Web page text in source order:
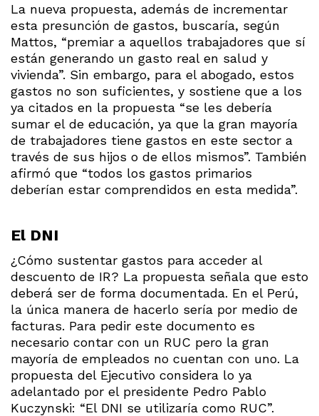
La nueva propuesta, además de incrementar
esta presunción de gastos, buscaría, según
Mattos, “premiar a aquellos trabajadores que sí
están generando un gasto real en salud y
vivienda”. Sin embargo, para el abogado, estos
gastos no son suficientes, y sostiene que a los
ya citados en la propuesta “se les debería
sumar el de educación, ya que la gran mayoría
de trabajadores tiene gastos en este sector a
través de sus hijos o de ellos mismos”. También
afirmó que “todos los gastos primarios
deberían estar comprendidos en esta medida”.
El DNI
¿Cómo sustentar gastos para acceder al
descuento de IR? La propuesta señala que esto
deberá ser de forma documentada. En el Perú,
la única manera de hacerlo sería por medio de
facturas. Para pedir este documento es
necesario contar con un RUC pero la gran
mayoría de empleados no cuentan con uno. La
propuesta del Ejecutivo considera lo ya
adelantado por el presidente Pedro Pablo
Kuczynski: “El DNI se utilizaría como RUC”.